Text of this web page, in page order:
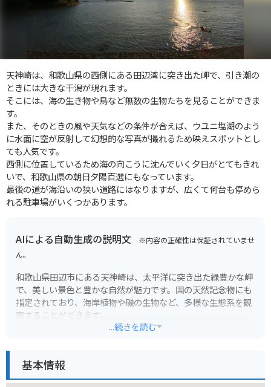
天神崎は、和歌山県の西側にある田辺湾に突き出た岬で、引き潮の
ときには大きな干潟が現れます。
そこには、海の生き物や鳥など無数の生物たちを見ることができま
す。
また、そのときの風や天気などの条件が合えば、ウユニ塩湖のよう
に水面に空が反射して幻想的な写真が撮れるため映えスポットとし
ても人気です。
西側に位置しているため海の向こうに沈んでいく夕日がとてもきれ
いで、和歌山県の朝日夕陽百選にもなっています。
最後の道が海沿いの狭い道路にはなりますが、広くて何台も停めら
れる駐車場がいくつかあります。
AIによる自動生成の説明文 ※内容の正確性は保証されていませ
ん。
和歌山県田辺市にある天神崎は、太平洋に突き出た緑豊かな岬
で、美しい景色と豊かな自然が魅力です。国の天然記念物にも
指定されており、海岸植物や磯の生物など、多様な生態系を観
察することができます。
しむことができます。特に夕暮れ時には、水平線に沈む夕日が
絶景です。
...続きを読む
基本情報